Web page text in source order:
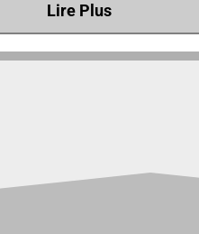
Lire Plus